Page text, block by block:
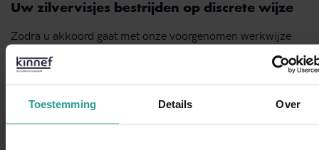
Toestemming Details Over
Uw zilvervisjes bestrijden op discrete wijze
Zodra u akkoord gaat met onze voorgenomen werkwijze
bedrijfspand. Dit middel werkt 4 tot 6 weken, waarna wij
zilvervisjes en/of papiervisjes af. U kunt ons 24 uur per dag,
7 dagen per week bereiken. Heeft u urgentie? Dan kunnen